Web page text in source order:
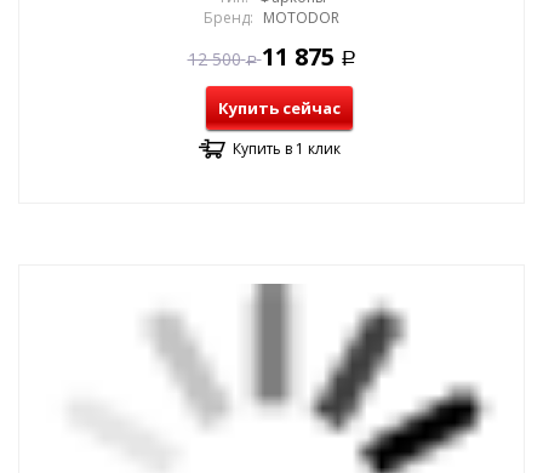
Бренд: MOTODOR
12 500 Р 11 875 Р
Купить сейчас
Купить в 1 клик